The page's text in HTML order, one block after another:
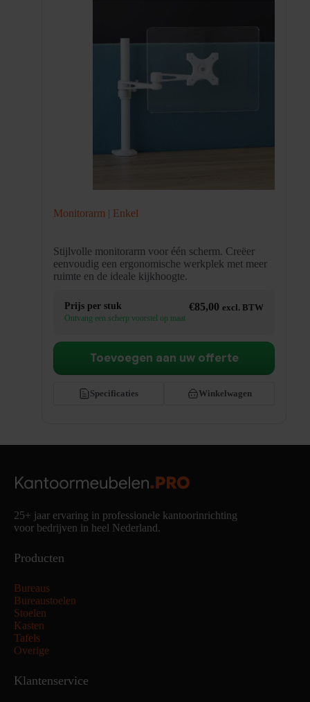
Monitorarm | Enkel
Stijlvolle monitorarm voor één scherm. Creëer
eenvoudig een ergonomische werkplek met meer
ruimte en de ideale kijkhoogte.
Prijs per stuk €85,00 excl. BTW
Ontvang een scherp voorstel op maat
Specificaties Winkelwagen
Toevoegen aan uw offerte
25+ jaar ervaring in professionele kantoorinrichting
voor bedrijven in heel Nederland.
Producten
Bureaus
Bureaustoelen
Stoelen
Kasten
Tafels
Overige
Klantenservice